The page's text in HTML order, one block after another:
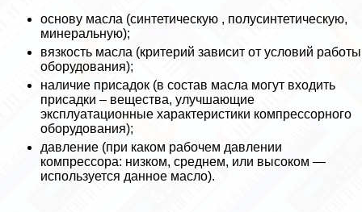
основу масла (синтетическую , полусинтетическую,
минеральную);
вязкость масла (критерий зависит от условий работы
оборудования);
наличие присадок (в состав масла могут входить
присадки – вещества, улучшающие
эксплуатационные хаpaктеристики компрессорного
оборудования);
давление (при каком рабочем давлении
компрессора: низком, среднем, или высоком —
используется данное масло).